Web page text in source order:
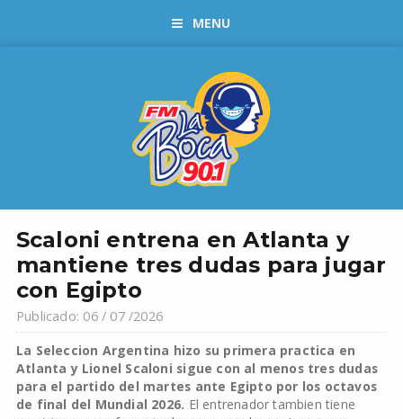
MENU
Scaloni entrena en Atlanta y
mantiene tres dudas para jugar
con Egipto
Publicado: 06 / 07 /2026
La Seleccion Argentina hizo su primera practica en
Atlanta y Lionel Scaloni sigue con al menos tres dudas
para el partido del martes ante Egipto por los octavos
de final del Mundial 2026. El entrenador tambien tiene